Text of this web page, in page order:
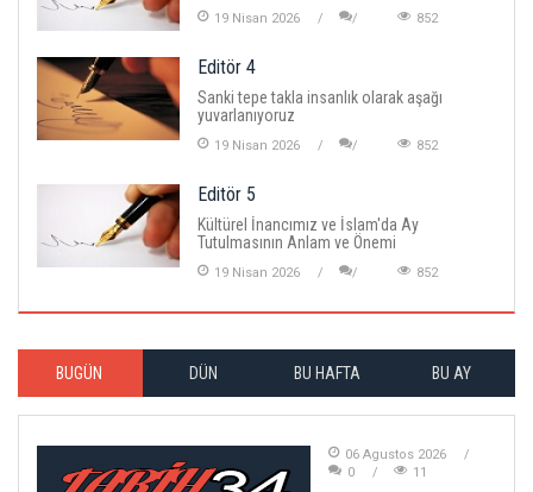
19 Nisan 2026 852
Editör 4
Sanki tepe takla insanlık olarak aşağı
yuvarlanıyoruz
19 Nisan 2026 852
Editör 5
Kültürel İnancımız ve İslam'da Ay
Tutulmasının Anlam ve Önemi
19 Nisan 2026 852
BUGÜN DÜN BU HAFTA BU AY
06 Agustos 2026
0
11